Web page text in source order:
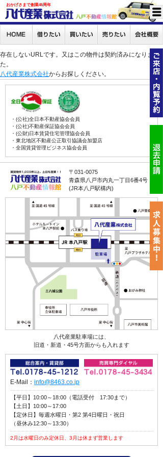
おかげさまで創業46周年
存在しないURLです。又はこの物件は契約済みになりまし
た。
八代産業株式会社からお探しください。
・(公社)全日本不動産協会会員
・(公社)不動産保証協会会員
・(公財)日本賃貸住宅管理協会会員
・東北地区不動産公正取引協議会加盟店
・全国賃貸管理ビジネス協会会員
〒031-0075
青森県八戸市内丸一丁目6番4号
(JR本八戸駅構内)
八代産業駐車場には、
旧道・新道・45号方面からも入れます
E-Mail： info@8463.co.jp
【平日】10:00～18:00（電話受付 17:30まで）
【土日】10:00～17:00
【定休日】毎週水曜日・第2 第4日曜日・祝日
（昼休み12:30～13:30）
2月は水曜日のみ定休日、3月は休まず営業します